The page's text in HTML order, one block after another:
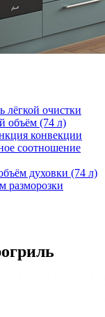
лёгкой очистки
объём (74 л)
конвекции
соотношение
духовки (74 л)
разморозки